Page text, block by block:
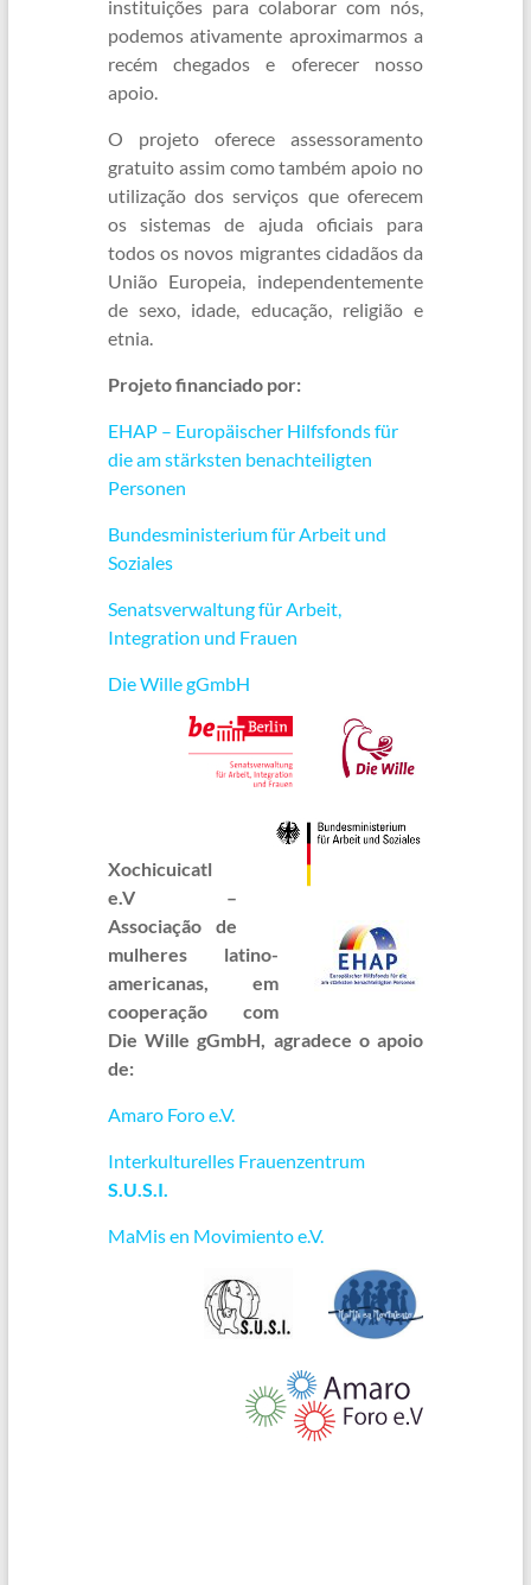
instituições para colaborar com nós,
podemos ativamente aproximarmos a
recém chegados e oferecer nosso
apoio.
O projeto oferece assessoramento
gratuito assim como também apoio no
utilização dos serviços que oferecem
os sistemas de ajuda oficiais para
todos os novos migrantes cidadãos da
União Europeia, independentemente
de sexo, idade, educação, religião e
etnia.
Projeto financiado por:
EHAP – Europäischer Hilfsfonds für
die am stärksten benachteiligten
Personen
Bundesministerium für Arbeit und
Soziales
Senatsverwaltung für Arbeit,
Integration und Frauen
Die Wille gGmbH
Xochicuicatl
e.V –
Associação de
mulheres latino-
americanas, em
cooperação com
Die Wille gGmbH, agradece o apoio
de:
Amaro Foro e.V.
Interkulturelles Frauenzentrum
S.U.S.I.
MaMis en Movimiento e.V.